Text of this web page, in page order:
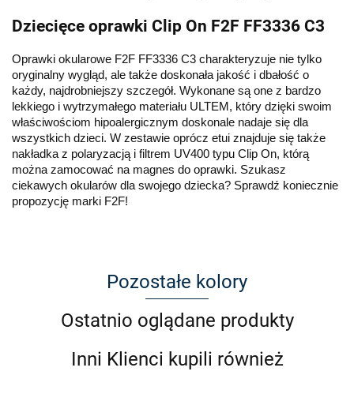
Dziecięce oprawki Clip On F2F FF3336 C3
Oprawki okularowe F2F FF3336 C3 charakteryzuje nie tylko
oryginalny wygląd, ale także doskonała jakość i dbałość o
każdy, najdrobniejszy szczegół. Wykonane są one z bardzo
lekkiego i wytrzymałego materiału ULTEM, który dzięki swoim
właściwościom hipoalergicznym doskonale nadaje się dla
wszystkich dzieci. W zestawie oprócz etui znajduje się także
nakładka z polaryzacją i filtrem UV400 typu Clip On, którą
można zamocować na magnes do oprawki. Szukasz
ciekawych okularów dla swojego dziecka? Sprawdź koniecznie
propozycję marki F2F!
Pozostałe kolory
Ostatnio oglądane produkty
Inni Klienci kupili również